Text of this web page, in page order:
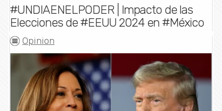
#UNDIAENELPODER | Impacto de las
Elecciones de #EEUU 2024 en #México
Opinion